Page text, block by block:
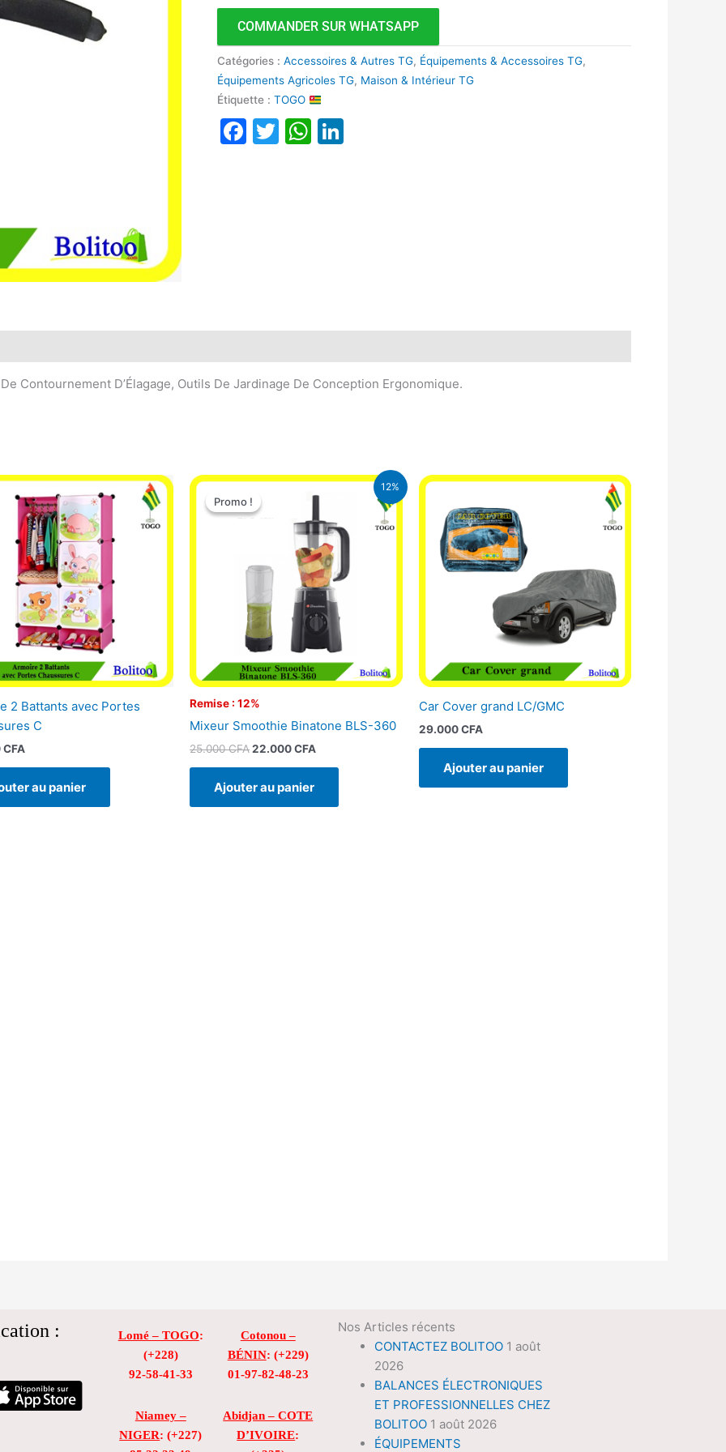
COMMANDER SUR WHATSAPP
Catégories :Accessoires & Autres TG, Équipements & Accessoires TG,
Équipements Agricoles TG, Maison & Intérieur TG
Étiquette :TOGO
Facebook
TwitterWhatsApp
Contournement D’Élagage, Outils De Jardinage De Conception Ergonomique.
2 Battants avec Portes
C
CFA
au panier
12%
Promo !
Remise : 12%
Promo !
Mixeur Smoothie Binatone BLS-360
25.000CFA
Le
initial
25.000 CFA.
22.000CFA
Le
prix
est :
22.000 CFA.
Ajouter au panier
Car Cover grand LC/GMC
29.000CFA
Ajouter au panier
: Lomé – TOGO:
(+228)
92-58-41-33
Niamey –
NIGER: (+227)
Cotonou –
BÉNIN: (+229)
01-97-82-48-23
Abidjan – COTE
D’IVOIRE:
Nos Articles récents
CONTACTEZ BOLITOO 1 août
2026
BALANCES ÉLECTRONIQUES
ET PROFESSIONNELLES CHEZ
BOLITOO 1 août 2026
ÉQUIPEMENTS